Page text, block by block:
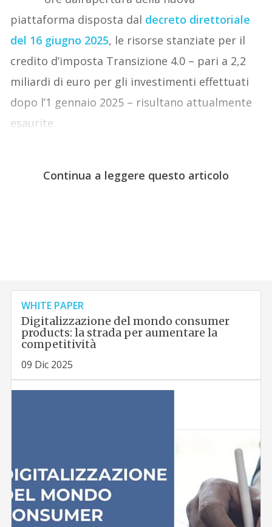
piattaforma disposta dal decreto direttoriale
del 16 giugno 2025, le risorse stanziate per il
credito d’imposta Transizione 4.0 – pari a 2,2
miliardi di euro per gli investimenti effettuati
dopo l’1 gennaio 2025 – risultano attualmente
esaurite.
Continua a leggere questo articolo
WHITE PAPER
Digitalizzazione del mondo consumer
products: la strada per aumentare la
competitività
09 Dic 2025